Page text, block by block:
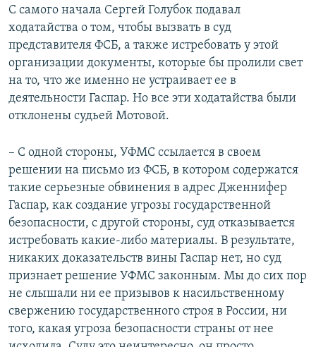
С самого начала Сергей Голубок подавал
ходатайства о том, чтобы вызвать в суд
представителя ФСБ, а также истребовать у этой
организации документы, которые бы пролили свет
на то, что же именно не устраивает ее в
деятельности Гаспар. Но все эти ходатайства были
отклонены судьей Мотовой.
– С одной стороны, УФМС ссылается в своем
решении на письмо из ФСБ, в котором содержатся
такие серьезные обвинения в адрес Дженнифер
Гаспар, как создание угрозы государственной
безопасности, с другой стороны, суд отказывается
истребовать какие-либо материалы. В результате,
никаких доказательств вины Гаспар нет, но суд
признает решение УФМС законным. Мы до сих пор
не слышали ни ее призывов к насильственному
свержению государственного строя в России, ни
того, какая угроза безопасности страны от нее